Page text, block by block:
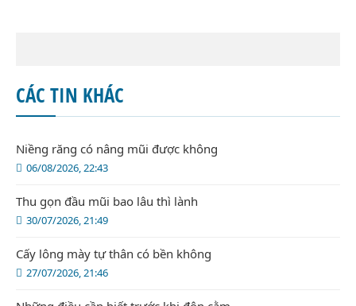
CÁC TIN KHÁC
06/08/2026, 22:43
Niềng răng có nâng mũi được không
30/07/2026, 21:49
Thu gọn đầu mũi bao lâu thì lành
27/07/2026, 21:46
Cấy lông mày tự thân có bền không